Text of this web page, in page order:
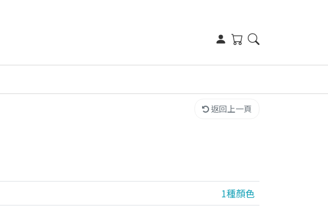
返回上一頁
1種顏色